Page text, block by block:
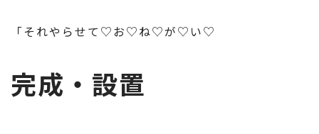
「それやらせて♡お♡ね♡が♡い♡
完成・設置